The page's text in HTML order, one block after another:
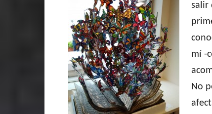
salir
mí -
No